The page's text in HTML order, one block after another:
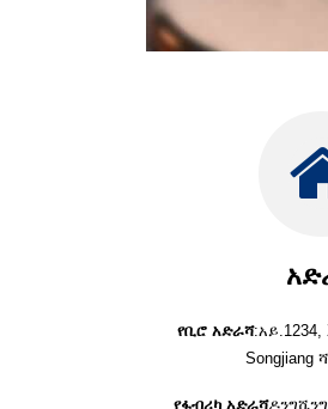
የቢሮ አድራሻ:አይ.1234,
Songjiang
የፋብሪካ አድራሻ